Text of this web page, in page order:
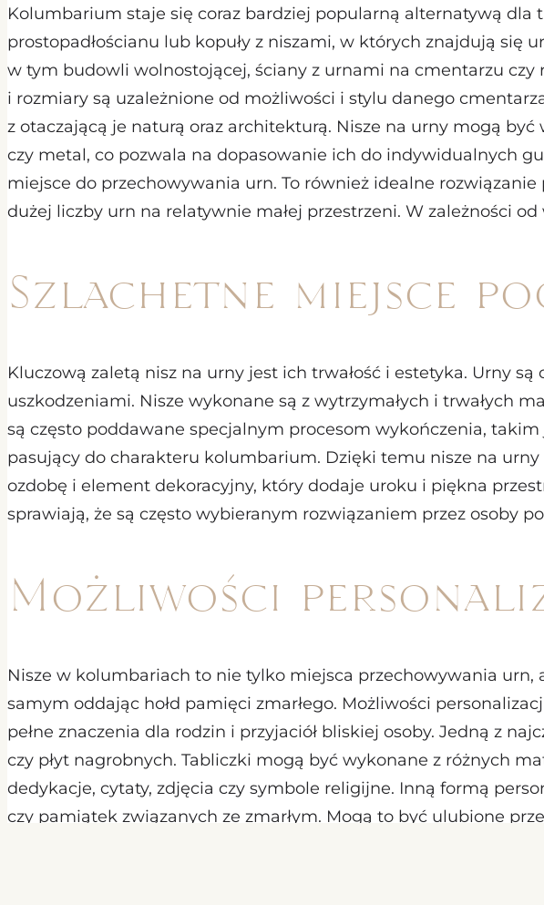
Kolumbarium staje się coraz bardziej popularną alternatywą
prostopadłościanu lub kopuły z niszami, w których znajdują się
w tym budowli wolnostojącej, ściany z urnami na cmentarzu
i rozmiary są uzależnione od możliwości i stylu danego
z otaczającą je naturą oraz architekturą. Nisze na urny mogą
czy metal, co pozwala na dopasowanie ich do indywidualnych
miejsce do przechowywania urn. To również idealne
dużej liczby urn na relatywnie małej przestrzeni. W zależności
Szlachetne miejsce
Kluczową zaletą nisz na urny jest ich trwałość i estetyka. Urny
uszkodzeniami. Nisze wykonane są z wytrzymałych i trwałych
są często poddawane specjalnym procesom wykończenia,
pasujący do charakteru kolumbarium. Dzięki temu nisze na
ozdobę i element dekoracyjny, który dodaje uroku i piękna
sprawiają, że są często wybieranym rozwiązaniem przez osoby
Możliwości
Nisze w kolumbariach to nie tylko miejsca przechowywania
samym oddając hołd pamięci zmarłego. Możliwości
pełne znaczenia dla rodzin i przyjaciół bliskiej osoby. Jedną z
czy płyt nagrobnych. Tabliczki mogą być wykonane z różnych
dedykacje, cytaty, zdjęcia czy symbole religijne. Inną formą
czy pamiątek związanych ze zmarłym. Mogą to być ulubione